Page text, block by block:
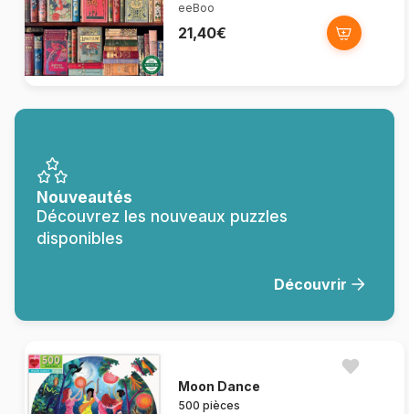
eeBoo
21,40€
Nouveautés
Découvrez les nouveaux puzzles
disponibles
Découvrir
Moon Dance
500 pièces